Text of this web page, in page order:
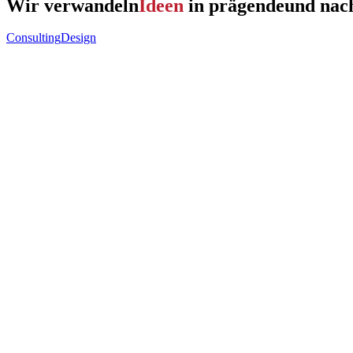
Wir verwandelnIdeen in prägendeund
ConsultingDesign